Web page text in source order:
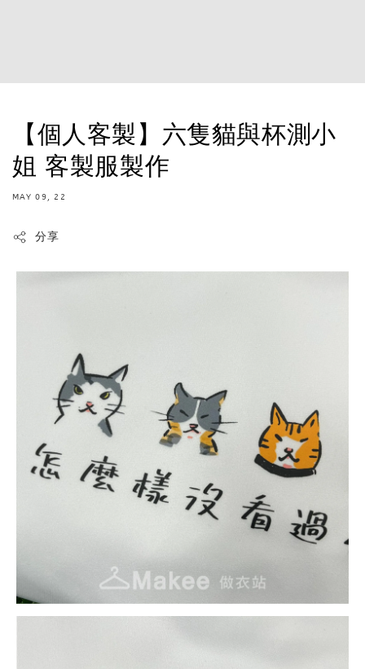
【個人客製】六隻貓與杯測小
姐 客製服製作
MAY 09, 22
分享